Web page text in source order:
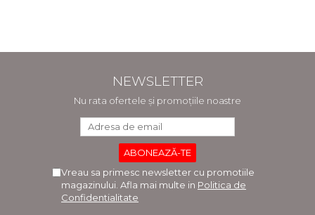
NEWSLETTER
Nu rata ofertele și promoțiile noastre
Vreau sa primesc newsletter cu promotiile
magazinului. Afla mai multe in Politica de
Confidentialitate